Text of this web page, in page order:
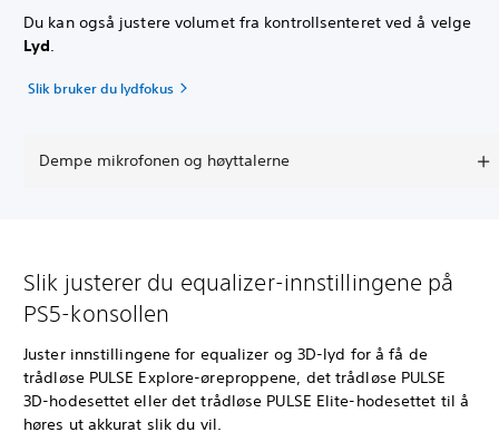
Du kan også justere volumet fra kontrollsenteret ved å velge
Lyd.
Slik bruker du lydfokus
Dempe mikrofonen og høyttalerne
Slik justerer du equalizer-innstillingene på
PS5-konsollen
Juster innstillingene for equalizer og 3D-lyd for å få de
trådløse PULSE Explore-øreproppene, det trådløse PULSE
3D-hodesettet eller det trådløse PULSE Elite-hodesettet til å
høres ut akkurat slik du vil.